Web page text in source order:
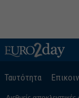
Ταυτότητα